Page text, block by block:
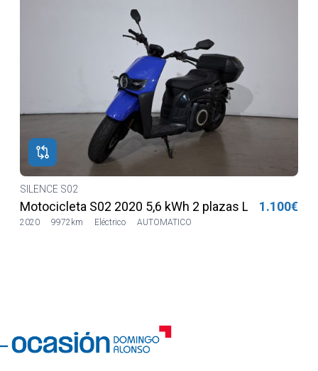
SILENCE S02
Motocicleta S02 2020 5,6 kWh 2 plazas Lilia LVSH
2020 9972km Eléctrico AUTOMATICO
1.100€